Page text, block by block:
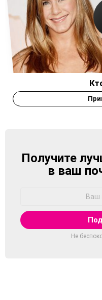
NEWSLETTER
Получите
в ваш
Не